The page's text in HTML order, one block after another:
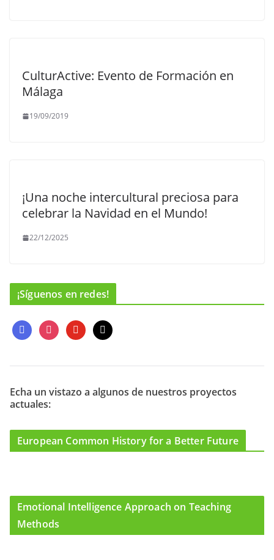
CulturActive: Evento de Formación en
Málaga
19/09/2019
¡Una noche intercultural preciosa para
celebrar la Navidad en el Mundo!
22/12/2025
¡Síguenos en redes!
f
a
e
o
o
i
n
t
g
r
m
y
o
t
b
m
a
l
Echa un vistazo a algunos de nuestros proyectos
actuales:
European Common History for a Better Future
Emotional Intelligence Approach on Teaching
Methods